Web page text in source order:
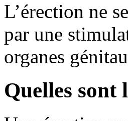
L’érection ne
par une
organes
Quelles sont